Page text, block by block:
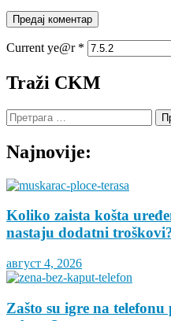
Current ye@r *
Traži CKM
Претрага
за:
Najnovije:
Koliko zaista košta
nastaju dodatni
август 4, 2026
Zašto su igre na telefonu